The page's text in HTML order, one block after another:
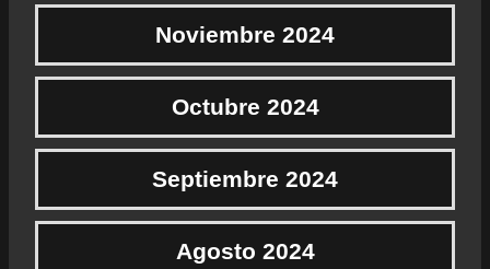
Noviembre 2024
Octubre 2024
Septiembre 2024
Agosto 2024